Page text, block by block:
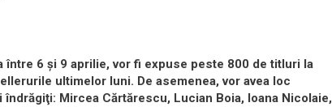
între 6 şi 9 aprilie, vor fi expuse peste 800 de titluri la
ultimelor luni. De asemenea, vor avea loc
Mircea Cărtărescu, Lucian Boia, Ioana Nicolaie,